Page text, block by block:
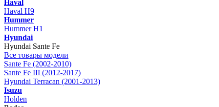
Haval
Haval H9
Hummer
Hummer H1
Hyundai
Hyundai Sante Fe
Все товары модели
Sante Fe (2002-2010)
Sante Fe III (2012-2017)
Hyundai Terracan (2001-2013)
Isuzu
Holden